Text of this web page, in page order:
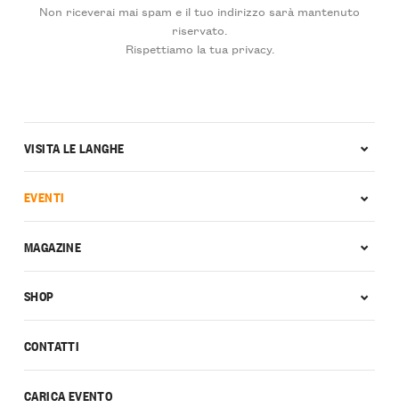
Non riceverai mai spam e il tuo indirizzo sarà mantenuto
riservato.
Rispettiamo la tua privacy.
CONTATTI
CARICA EVENTO
VISITA LE LANGHE
EVENTI
MAGAZINE
SHOP